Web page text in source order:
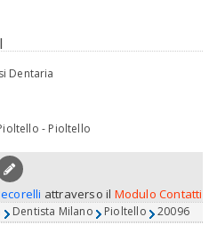
Dentaria
- Pioltello
attraverso il Modulo Contatti
Dentista Milano Pioltello 20096